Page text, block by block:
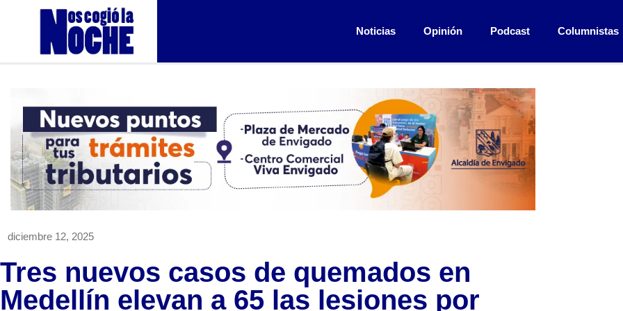
Noticias Opinión Podcast Columnistas
diciembre 12, 2025
Tres nuevos casos de quemados en
Medellín elevan a 65 las lesiones por